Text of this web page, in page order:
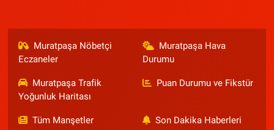
Muratpaşa Nöbetçi
Eczaneler
Muratpaşa Hava
Durumu
Muratpaşa Trafik
Yoğunluk Haritası
Puan Durumu ve Fikstür
Tüm Manşetler Son Dakika Haberleri